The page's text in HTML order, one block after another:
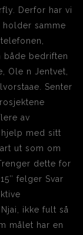
Derfor har vi
samme
både bedriften
Ole n Jentvet,
Senter
av
med sitt
ut som om
dette for
felger Svar
ikke fult så
målet har en